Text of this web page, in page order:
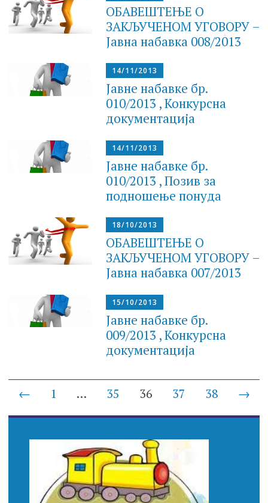
ОБАВЕШТЕЊЕ О
ЗАКЉУЧЕНОМ УГОВОРУ –
Jaвнa набавка 008/2013
14/11/2013
Јавне набавке бр.
010/2013 , Конкурсна
документација
14/11/2013
Јавне набавке бр.
010/2013 , Позив за
подношење понуда
18/10/2013
ОБАВЕШТЕЊЕ О
ЗАКЉУЧЕНОМ УГОВОРУ –
Jaвнa набавка 007/2013
15/10/2013
Јавне набавке бр.
009/2013 , Конкурсна
документација
Posts
navigation
← 1 … 35 36 37 38 →